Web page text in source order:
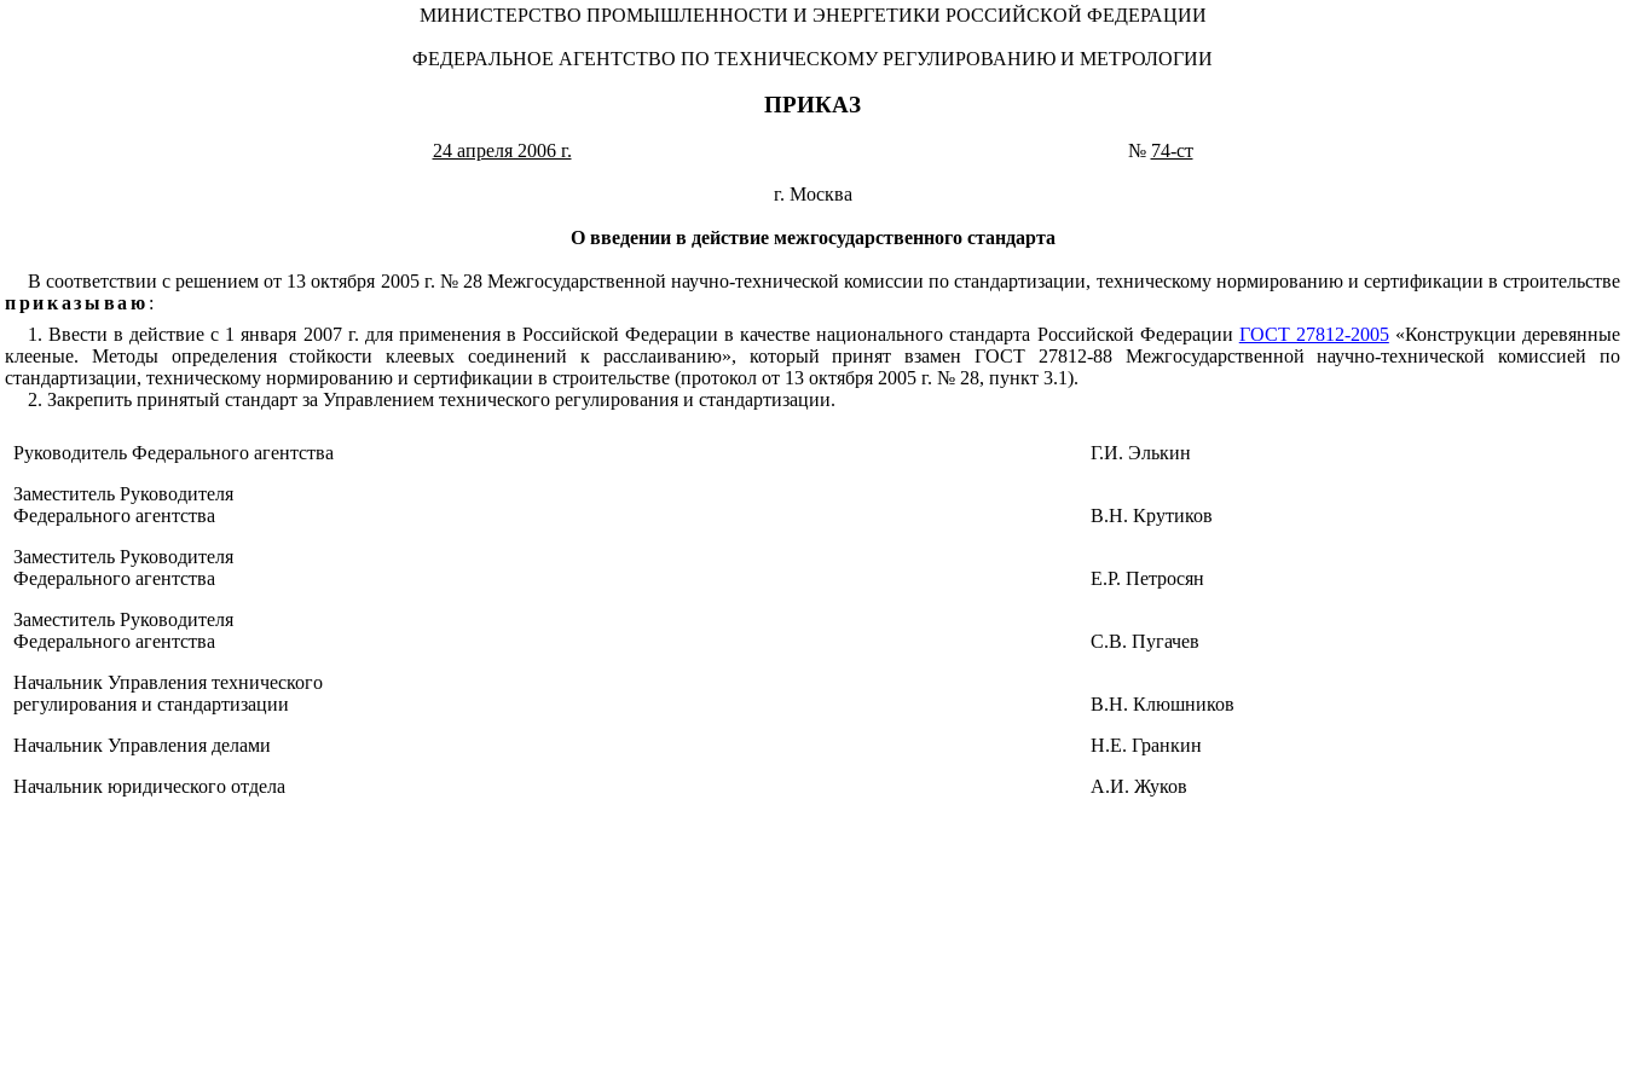
МИНИСТЕРСТВО ПРОМЫШЛЕННОСТИ И ЭНЕРГЕТИКИ РОССИЙСКОЙ ФЕДЕРАЦИИ
ФЕДЕРАЛЬНОЕ АГЕНТСТВО ПО ТЕХНИЧЕСКОМУ РЕГУЛИРОВАНИЮ И МЕТРОЛОГИИ
ПРИКАЗ
24 апреля 2006 г. № 74-ст
г. Москва
О введении в действие межгосударственного стандарта
В соответствии с решением от 13 октября 2005 г. № 28 Межгосударственной научно-технической комиссии по стандартизации, техническому нормированию и сертификации в строительстве
приказываю :
1. Ввести в действие с 1 января 2007 г. для применения в Российской Федерации в качестве национального стандарта Российской Федерации ГОСТ 27812-2005«Конструкции деревянные
клееные. Методы определения стойкости клеевых соединений к расслаиванию», который принят взамен ГОСТ 27812-88 Межгосударственной научно-технической комиссией по
стандартизации, техническому нормированию и сертификации в строительстве (протокол от 13 октября 2005 г. № 28, пункт 3.1).
2. Закрепить принятый стандарт за Управлением технического регулирования и стандартизации.
Руководитель Федерального агентства
Г.И. Элькин
Заместитель Руководителя
Федерального агентства
В.Н. Крутиков
Заместитель Руководителя
Федерального агентства
Е.Р. Петросян
Заместитель Руководителя
Федерального агентства
С.В. Пугачев
Начальник Управления технического
регулирования и стандартизации
В.Н. Клюшников
Начальник Управления делами
H.E.Гранкин
Начальник юридического отдела
А.И. Жуков